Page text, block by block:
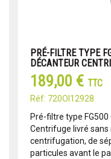
PRÉ-FILTRE TYPE
DÉCANTEUR
189,00 € TTC
Réf: 720OI12928
Pré-filtre type
Centrifuge livré
centrifugation, de
particules avant le